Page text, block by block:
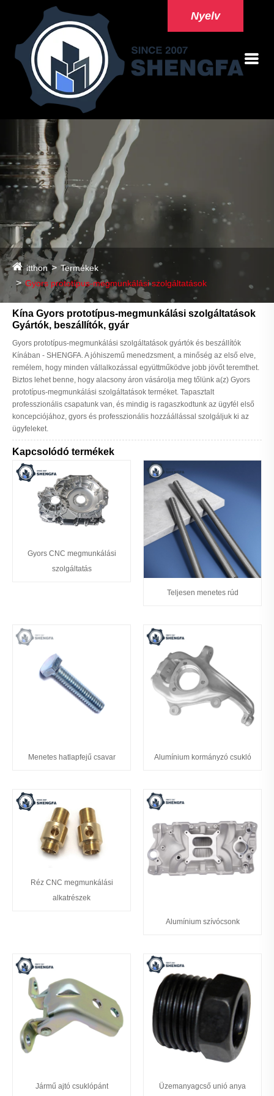
Nyelv
itthon
Termékek
Gyors prototípus-megmunkálási szolgáltatások
Kína Gyors prototípus-megmunkálási szolgáltatások
Gyártók, beszállítók, gyár
Gyors prototípus-megmunkálási szolgáltatások gyártók és beszállítók
Kínában - SHENGFA. A jóhiszemű menedzsment, a minőség az első elve,
remélem, hogy minden vállalkozással együttműködve jobb jövőt teremthet.
Biztos lehet benne, hogy alacsony áron vásárolja meg tőlünk a(z) Gyors
prototípus-megmunkálási szolgáltatások terméket. Tapasztalt
professzionális csapatunk van, és mindig is ragaszkodtunk az ügyfél első
koncepciójához, gyors és professzionális hozzáállással szolgáljuk ki az
ügyfeleket.
Kapcsolódó termékek
Gyors CNC megmunkálási
szolgáltatás
Teljesen menetes rúd
Menetes hatlapfejű csavar Alumínium kormányzó csukló
Réz CNC megmunkálási
alkatrészek
Alumínium szívócsonk
Jármű ajtó csuklópánt Üzemanyagcső unió anya